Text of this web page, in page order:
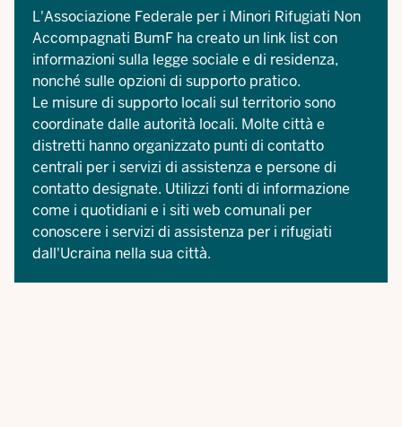
L'Associazione Federale per i Minori Rifugiati Non
Accompagnati BumF ha creato un link listcon
informazioni sulla legge sociale e di residenza,
nonché sulle opzioni di supporto pratico.
Le misure di supporto locali sul territorio sono
coordinate dalle autorità locali. Molte città e
distretti hanno organizzato punti di contatto
centrali per i servizi di assistenza e persone di
contatto designate. Utilizzi fonti di informazione
come i quotidiani e i siti web comunali per
conoscere i servizi di assistenza per i rifugiati
dall'Ucraina nella sua città.